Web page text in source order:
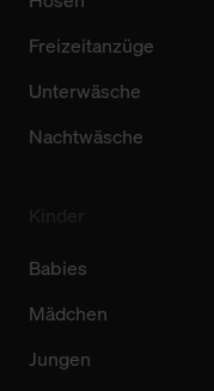
Freizeitanzüge
Unterwäsche
Nachtwäsche
Babies
Mädchen
Jungen